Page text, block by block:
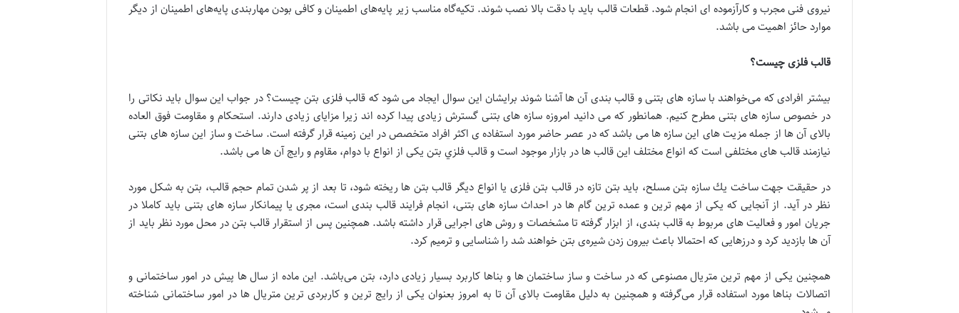
نیروی فنی مجرب و کارآزموده ای انجام شود. قطعات قالب باید با دقت بالا نصب شوند. تكيه‌گاه مناسب زير پايه‌های اطمينان و كافی بودن مهاربندی پايه‌های اطمينان از دیگر
موارد حائز اهمیت می باشد.
قالب فلزی چیست؟
بیشتر افرادی که می‌خواهند با سازه های بتنی و قالب بندی آن ها آشنا شوند برایشان این سوال ایجاد می شود که قالب فلزی بتن چیست؟ در جواب این سوال باید نکاتی را
در خصوص سازه های بتنی مطرح کنیم. همانطور که می دانید امروزه سازه های بتنی گسترش زیادی پیدا کرده اند زیرا مزایای زیادی دارند. استحکام و مقاومت فوق العاده‌
بالای آن ها از جمله مزیت های این سازه ها می باشد که در عصر حاضر مورد استفاده ی اکثر افراد متخصص در این زمینه قرار گرفته است. ساخت و ساز این سازه های بتنی
نیازمند قالب های مختلفی است که انواع مختلف این قالب ها در بازار موجود است و قالب فلزي بتن یکی از انواع با دوام، مقاوم و رایج آن ها می باشد.
در حقیقت جهت ساخت يك سازه بتن مسلح، بايد بتن تازه در قالب بتن فلزی یا انواع دیگر قالب بتن ها ریخته شود، تا بعد از پر شدن تمام حجم قالب، بتن به شكل مورد
نظر در آيد. از آنجایی که یکی از مهم ترین و عمده ترین گام ها در احداث سازه های بتنی، انجام فرایند قالب بندی است، مجری یا پیمانکار سازه های بتنی باید کاملا در
جریان امور و فعالیت های مربوط به قالب بندی، از ابزار گرفته تا مشخصات و روش های اجرایی قرار داشته باشد. همچنین پس از استقرار قالب بتن در محل مورد نظر باید از
آن ها بازدید کرد و درزهایی که احتمالا باعث بیرون زدن شیره‌ی بتن خواهند شد را شناسایی و ترمیم کرد.
همچنین یکی از مهم ترین متریال مصنوعی که در ساخت و ساز ساختمان ها و بناها کاربرد بسیار زیادی دارد، بتن می‌باشد. این ماده از سال ها پیش در امور ساختمانی و
اتصالات بناها مورد استفاده قرار می‌گرفته و همچنین به دلیل مقاومت بالای آن تا به امروز بعنوان یکی از رایج ترین و کاربردی ترین متریال ها در امور ساختمانی شناخته